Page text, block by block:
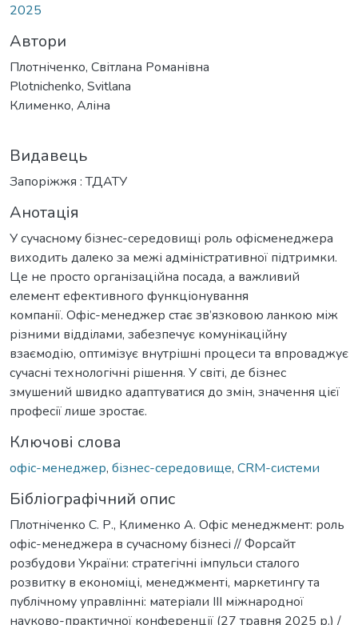
2025
Автори
Плотніченко, Світлана Романівна
Plotnichenko, Svitlana
Клименко, Аліна
Видавець
Запоріжжя : ТДАТУ
Анотація
У сучасному бізнес-середовищі роль офісменеджера
виходить далеко за межі адміністративної підтримки.
Це не просто організаційна посада, а важливий
елемент ефективного функціонування
компанії. Офіс-менеджер стає зв’язковою ланкою між
різними відділами, забезпечує комунікаційну
взаємодію, оптимізує внутрішні процеси та впроваджує
сучасні технологічні рішення. У світі, де бізнес
змушений швидко адаптуватися до змін, значення цієї
професії лише зростає.
Ключові слова
офіс-менеджер, бізнес-середовище, CRM-системи
Бібліографічний опис
Плотніченко С. Р., Клименко А. Офіс менеджмент: роль
офіс-менеджера в сучасному бізнесі // Форсайт
розбудови України: стратегічні імпульси сталого
розвитку в економіці, менеджменті, маркетингу та
публічному управлінні: матеріали ІІІ міжнародної
науково-практичної конференції (27 травня 2025 р.) /